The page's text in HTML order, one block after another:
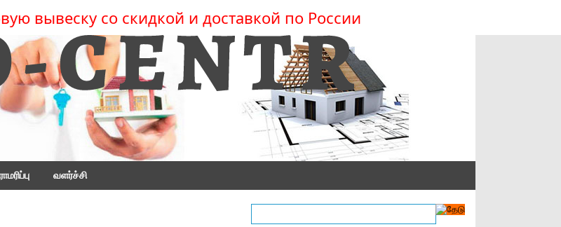
вывеску со скидкой и доставкой по России
வளர்ச்சி